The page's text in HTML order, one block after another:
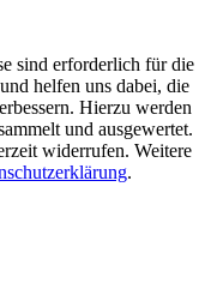
sind erforderlich für die
helfen uns dabei, die
Hierzu werden
und ausgewertet.
widerrufen. Weitere
.